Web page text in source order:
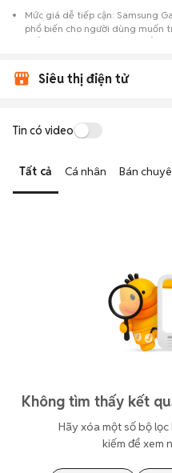
Mức giá dễ tiếp cận: Samsung
phổ biến cho người dùng muốn
thấp hơn so với khi mới ra mắt.
Phước từ nhiều cá nhân muốn
chọn về tình trạng bảo hành,
đánh giá chính xác hiệu
Mua bán linh hoạt: Hai bên
địa điểm giao nhận, chốt
Siêu thị điện tử
Tin có video
Tất cả Cá nhân Bán
Không tìm thấy kết
Hãy xóa một số bộ
kiếm để xem